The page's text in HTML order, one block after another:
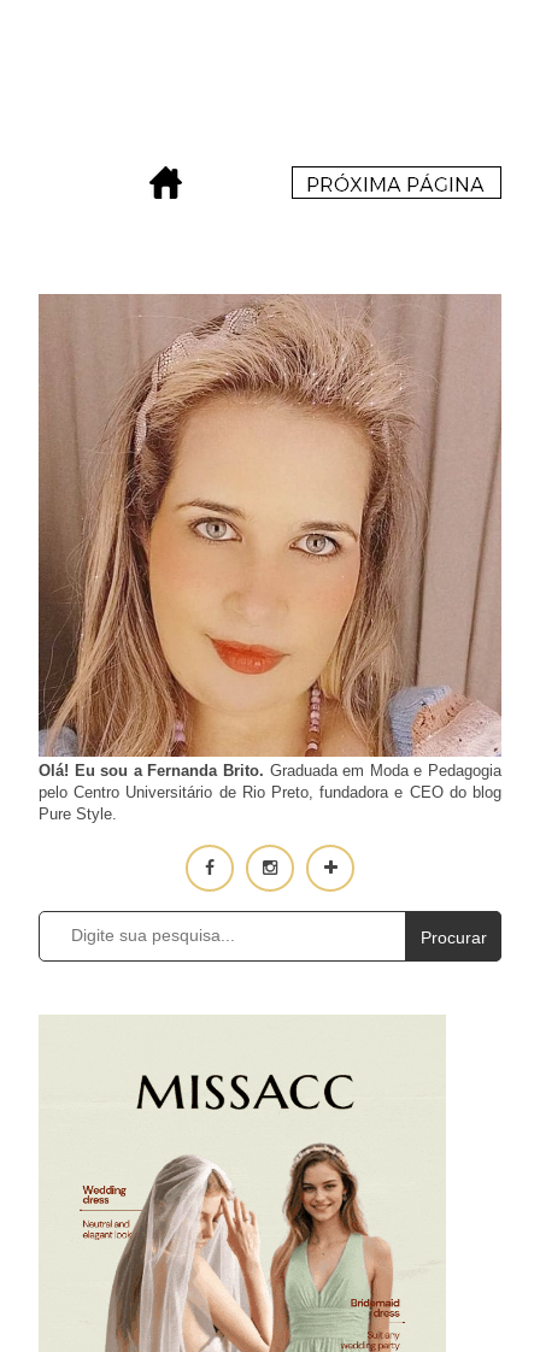
Olá! Eu sou a Fernanda Brito. Graduada em Moda e Pedagogia
pelo Centro Universitário de Rio Preto, fundadora e CEO do blog
Pure Style.
Procurar